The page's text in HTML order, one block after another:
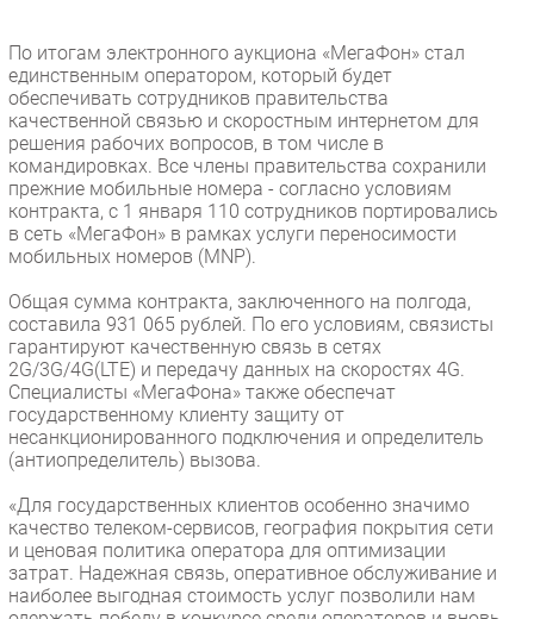
Кадры
Регулирование
Финансы
Web
Безопасность
Инновации
CIO/Управление ИТ
Здоровье
РАЗДЕЛЫ
Новости
Аналитика
Интервью
Мероприятия
Проекты
IT класс
По итогам электронного аукциона «МегаФон» стал
единственным оператором, который будет
обеспечивать сотрудников правительства
качественной связью и скоростным интернетом для
решения рабочих вопросов, в том числе в
командировках. Все члены правительства сохранили
прежние мобильные номера - согласно условиям
контракта, с 1 января 110 сотрудников портировались
в сеть «МегаФон» в рамках услуги переносимости
мобильных номеров (MNP).
Общая сумма контракта, заключенного на полгода,
составила 931 065 рублей. По его условиям, связисты
гарантируют качественную связь в сетях
2G/3G/4G(LTE) и передачу данных на скоростях 4G.
Специалисты «МегаФона» также обеспечат
государственному клиенту защиту от
несанкционированного подключения и определитель
(антиопределитель) вызова.
«Для государственных клиентов особенно значимо
качество телеком-сервисов, география покрытия сети
и ценовая политика оператора для оптимизации
затрат. Надежная связь, оперативное обслуживание и
наиболее выгодная стоимость услуг позволили нам